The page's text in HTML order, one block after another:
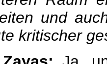
und
kritischer